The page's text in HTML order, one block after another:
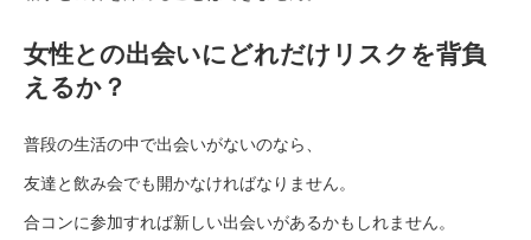
女性との出会いにどれだけリスクを背負
えるか？
普段の生活の中で出会いがないのなら、
友達と飲み会でも開かなければなりません。
合コンに参加すれば新しい出会いがあるかもしれません。